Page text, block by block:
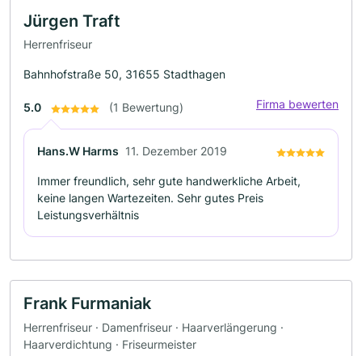
Jürgen Traft
Herrenfriseur
Bahnhofstraße 50, 31655 Stadthagen
5.0 (1 Bewertung) Firma bewerten
Hans.W Harms 11. Dezember 2019
Immer freundlich, sehr gute handwerkliche Arbeit,
keine langen Wartezeiten. Sehr gutes Preis
Leistungsverhältnis
Frank Furmaniak
Herrenfriseur · Damenfriseur · Haarverlängerung ·
Haarverdichtung · Friseurmeister